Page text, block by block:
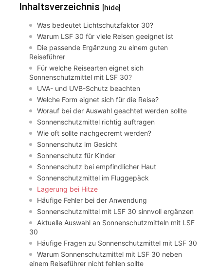
Inhaltsverzeichnis [hide]
Was bedeutet Lichtschutzfaktor 30?
Warum LSF 30 für viele Reisen geeignet ist
Die passende Ergänzung zu einem guten
Reiseführer
Für welche Reisearten eignet sich
Sonnenschutzmittel mit LSF 30?
UVA- und UVB-Schutz beachten
Welche Form eignet sich für die Reise?
Worauf bei der Auswahl geachtet werden sollte
Sonnenschutzmittel richtig auftragen
Wie oft sollte nachgecremt werden?
Sonnenschutz im Gesicht
Sonnenschutz für Kinder
Sonnenschutz bei empfindlicher Haut
Sonnenschutzmittel im Fluggepäck
Lagerung bei Hitze
Häufige Fehler bei der Anwendung
Sonnenschutzmittel mit LSF 30 sinnvoll ergänzen
Aktuelle Auswahl an Sonnenschutzmitteln mit LSF
30
Häufige Fragen zu Sonnenschutzmittel mit LSF 30
Warum Sonnenschutzmittel mit LSF 30 neben
einem Reiseführer nicht fehlen sollte